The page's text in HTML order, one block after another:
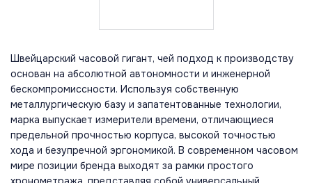
Швейцарский часовой гигант, чей подход к производству
основан на абсолютной автономности и инженерной
бескомпромиссности. Используя собственную
металлургическую базу и запатентованные технологии,
марка выпускает измерители времени, отличающиеся
предельной прочностью корпуса, высокой точностью
хода и безупречной эргономикой. В современном часовом
мире позиции бренда выходят за рамки простого